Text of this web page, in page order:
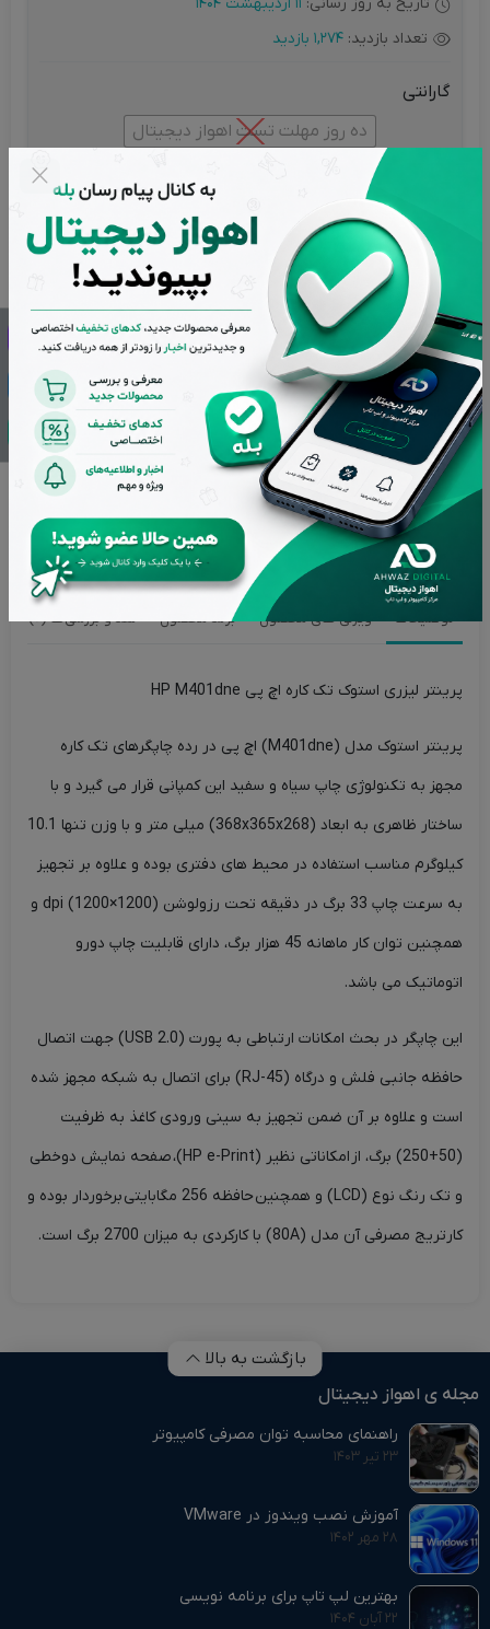
تعداد بازدید: 1,274 بازدید
گارانتی
ده روز مهلت تست اهواز دیجیتال
افزودن به سبد خرید
مهم و قابل توجه
تمامی کالاهای فروشگاه اهواز دیجیتال دارای گارانتی اصالت و
سلامت فیزیکی می باشند و کلیه کالاهای استوک دارای ده روز مهلت
تست هستند.
تضمین بهترین قیمت بازار
پشتیبانی از ساعت 9 تا 20 بجز ایام تعطیل
بازگشت وجه در صورت عدم رضایت
اصالت کالاها از برترین برندها
تحویل سریع در کمترین زمان ممکن
توضیحات ویژگی های محصول برند محصول نقد و بررسی‌ها (0)
پرینتر لیزری استوک تک کاره اچ پی HP M401dne
پرینتر استوک مدل (M401dne) اچ پی در رده چاپگرهای تک کاره
مجهز به تکنولوژی چاپ سیاه و سفید این کمپانی قرار می گیرد و با
ساختار ظاهری به ابعاد (368x365x268) میلی متر و با وزن تنها 10.1
کیلوگرم مناسب استفاده در محیط های دفتری بوده و علاوه بر تجهیز
به سرعت چاپ 33 برگ در دقیقه تحت رزولوشن (1200×1200) dpi و
همچنین توان کار ماهانه 45 هزار برگ، دارای قابلیت چاپ دورو
اتوماتیک می باشد.
این چاپگر در بحث امکانات ارتباطی به پورت (USB 2.0) جهت اتصال
حافظه جانبی فلش و درگاه (RJ-45) برای اتصال به شبکه مجهز شده
است و علاوه بر آن ضمن تجهیز به سینی ورودی کاغذ به ظرفیت
(50+250) برگ، از امکاناتی نظیر (HP e-Print)، صفحه نمایش دوخطی
و تک رنگ نوع (LCD) و همچنین حافظه 256 مگابایتی برخوردار بوده و
کارتریج مصرفی آن مدل (80A) با کارکردی به میزان 2700 برگ است.
بازگشت به بالا
مجله ی اهواز دیجیتال
راهنمای محاسبه توان مصرفی کامپیوتر
۲۳ تیر ۱۴۰۳
آموزش نصب ویندوز در VMware
۲۸ مهر ۱۴۰۲
بهترین لپ تاپ برای برنامه نویسی
۲۲ آبان ۱۴۰۴